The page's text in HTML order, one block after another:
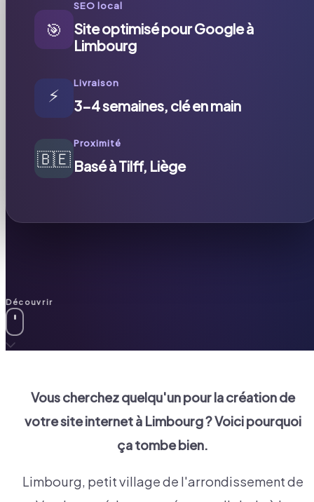
🎯
SEO local
Site optimisé pour Google à
Limbourg
⚡
Livraison
3-4 semaines, clé en main
🇧🇪
Proximité
Basé à Tilff, Liège
Découvrir
Vous cherchez quelqu'un pour la création de
votre site internet à Limbourg? Voici pourquoi
ça tombe bien.
Limbourg, petit village de l'arrondissement de